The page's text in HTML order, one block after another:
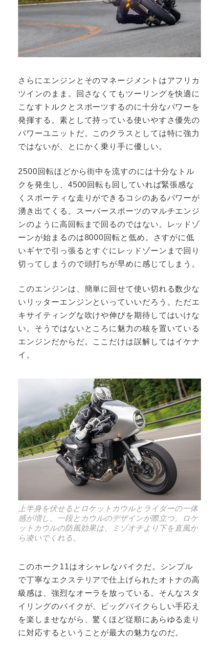
さらにエンジンとそのマネージメントはアフリカ
ツインのまま。回さなくてもツーリングを快適に
こなすトルクとスポーツするのに十分なパワーを
発揮する。素として持っている使いやすさ優先の
パワーユニットだ。このクラスとしては特に強力
ではないが、とにかく乗り手に優しい。
2500回転ほどから街中を流すのには十分なトル
クを発生し、4500回転も回していれば緊張感な
くスポーティな走りができるコシのあるパワーが
湧き出てくる。スーパースポーツのマルチエンジ
ンのように高回転まで回るのではない。レッドゾ
ーンが始まるのは8000回転と低め。さすがに低
いギヤで引っ張るとすぐにレッドゾーンまで回り
切ってしまうので頭打ちが早めに感じてしまう。
このエンジンは、簡単に回せて使い切れる数少な
いリッターエンジンといっていいだろう。ただエ
キサイティングな吹けや伸びを期待してはいけな
い。そうではないところに魅力の核を置いている
エンジンだからだ。ここだけは誤解してはイケナ
イ。
上半身を伏せるとロケットカウルとライダーの一体
感が増し、一段とカウルのデザインが際立つ。ロケ
ットカウルの防風効果は、ミゾオチより下を直風か
ら凌いでくれる。
このホーク11はオシャレなバイクだ。シンプル
で丁寧なエクステリアで仕上げられたオトナの高
級感は、強烈なオーラを放っている。そんなスタ
イリングのバイクが、ビッグバイクらしい手応え
を楽しませながら、驚くほど従順にあらゆる走り
に対応するということが最大の魅力なのだ。